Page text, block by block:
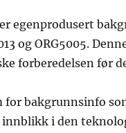
egenprodusert
og ORG5005.
forberedelsen før
for bakgrunnsinfo
innblikk i den